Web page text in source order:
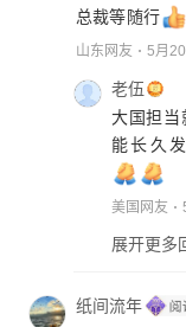
总裁等随行
山东网友 5月20
老伍
大国担当
能长久
美国网友
展开更多
纸间流年